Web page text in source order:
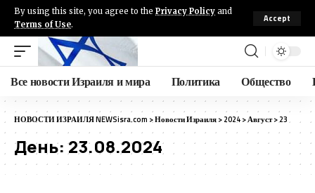
By using this site, you agree to the Privacy Policy and
Terms of Use.
Accept
Все новости Израиля и мира Политика Общество
НОВОСТИ ИЗРАИЛЯ NEWSisra.com >Новости Израиля>2024>Август>23
День:23.08.2024